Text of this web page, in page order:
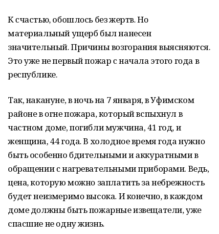
К счастью, обошлось без жертв. Но
материальный ущерб был нанесен
значительный. Причины возгорания выясняются.
Это уже не первый пожар с начала этого года в
республике.
Так, накануне, в ночь на 7 января, в Уфимском
районе в огне пожара, который вспыхнул в
частном доме, погибли мужчина, 41 год, и
женщина, 44 года. В холодное время года нужно
быть особенно бдительными и аккуратными в
обращении с нагревательными приборами. Ведь,
цена, которую можно заплатить за небрежность
будет неизмеримо высока. И конечно, в каждом
доме должны быть пожарные извещатели, уже
спасшие не одну жизнь.